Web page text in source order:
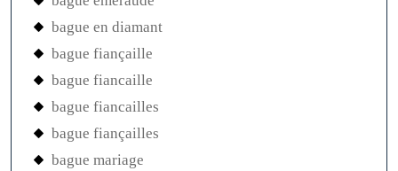
bague en diamant
bague fiançaille
bague fiancaille
bague fiancailles
bague fiançailles
bague mariage